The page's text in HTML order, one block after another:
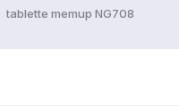
tablette memup NG708